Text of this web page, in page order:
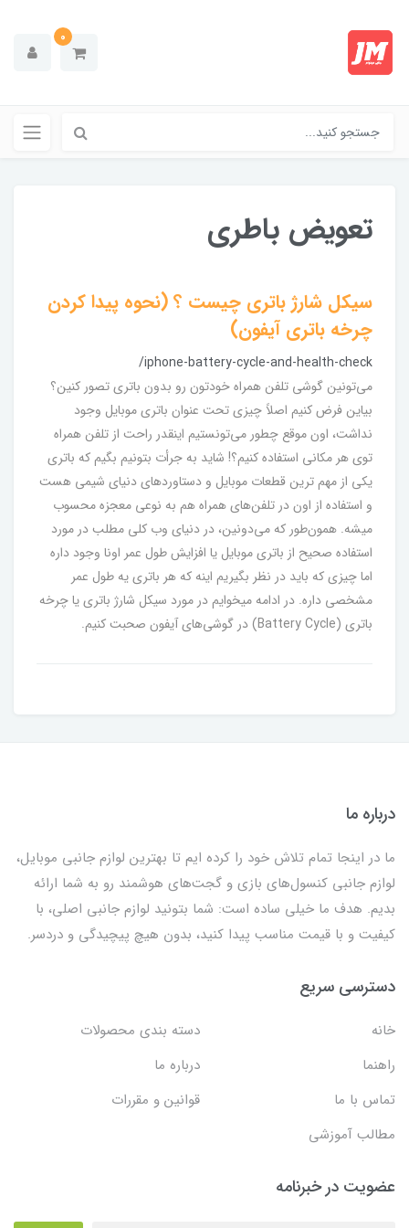
0
تعویض باطری
سیکل شارژ باتری چیست ؟ (نحوه پیدا کردن
چرخه باتری آیفون)
/iphone-battery-cycle-and-health-check
می‌تونین گوشی تلفن همراه خودتون رو بدون باتری تصور کنین؟
بیاین فرض کنیم اصلاً چیزی تحت عنوان باتری موبایل وجود
نداشت، اون موقع چطور می‌تونستیم اینقدر راحت از تلفن همراه
توی هر مکانی استفاده کنیم؟! شاید به جرأت بتونیم بگیم که باتری
یکی از مهم ترین قطعات موبایل و دستاورد‌های دنیای شیمی هست
و استفاده از اون در تلفن‌های همراه هم به نوعی معجزه محسوب
میشه. همون‌طور که می‌دونین، در دنیای وب کلی مطلب در مورد
استفاده صحیح از باتری موبایل یا افزایش طول عمر اونا وجود داره
اما چیزی که باید در نظر بگیریم اینه که هر باتری یه طول عمر
مشخصی داره. در ادامه میخوایم در مورد سیکل شارژ باتری یا چرخه
باتری‌ (Battery Cycle) در گوشی‌های آیفون صحبت کنیم.
درباره ما
ما در اینجا تمام تلاش خود را کرده ایم تا بهترین لوازم جانبی موبایل،
لوازم جانبی کنسول‌های بازی و گجت‌های هوشمند رو به شما ارائه
بدیم. هدف ما خیلی ساده است: شما بتونید لوازم جانبی اصلی، با
کیفیت و با قیمت مناسب پیدا کنید، بدون هیچ پیچیدگی و دردسر.
دسترسی سریع
خانه
دسته بندی محصولات
راهنما
درباره ما
تماس با ما
قوانین و مقررات
مطالب آموزشی
عضویت در خبرنامه